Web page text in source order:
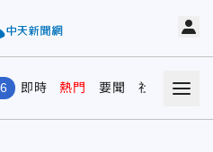
即時 熱門 要聞 社會 娛樂